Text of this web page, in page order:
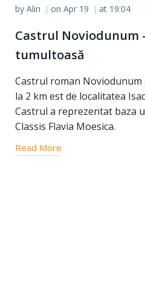
by Alin | on Apr 19 | at 19:04
Castrul Noviodunum
tumultoasă
Castrul roman Noviodunum
la 2 km est de localitatea
Castrul a reprezentat baza
Classis Flavia Moesica.
Read More